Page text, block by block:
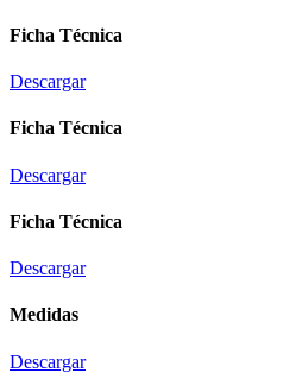
Ficha Técnica
Descargar
Ficha Técnica
Descargar
Ficha Técnica
Descargar
Medidas
Descargar